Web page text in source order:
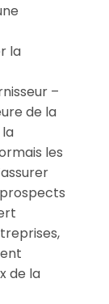
la
–
de la
les
de la